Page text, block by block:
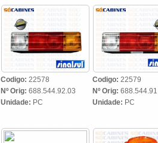
Codigo: 22578
Nº Orig: 688.544.92.03
Unidade: PC
Codigo: 22579
Nº Orig:
Unidade: PC